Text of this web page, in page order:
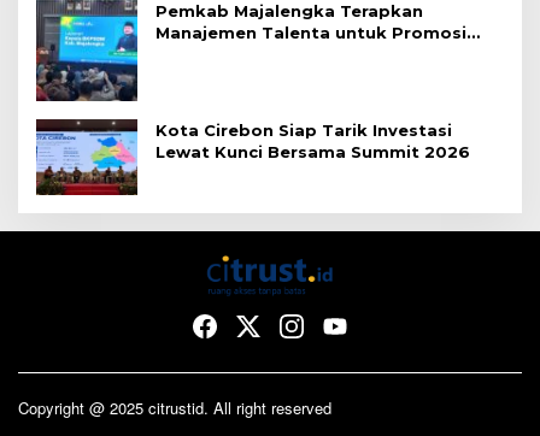
Pemkab Majalengka Terapkan
Manajemen Talenta untuk Promosi
Kota Cirebon Siap Tarik Investasi
Lewat Kunci Bersama Summit 2026
Copyright @ 2025 citrustid. All right reserved